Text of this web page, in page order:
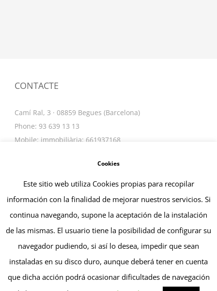
CONTACTE
Camí Ral, 3 · 08859 Begues (Barcelona)
Phone: 93 639 13 13
Mobile: immobiliària: 661937168
© Copyright 2019 -2026 | TARIN PUIG, SL | All Rights
Reserved |
LinkedIn
Cookies
Este sitio web utiliza Cookies propias para recopilar
información con la finalidad de mejorar nuestros servicios. Si
continua navegando, supone la aceptación de la instalación
de las mismas. El usuario tiene la posibilidad de configurar su
navegador pudiendo, si así lo desea, impedir que sean
instaladas en su disco duro, aunque deberá tener en cuenta
que dicha acción podrá ocasionar dificultades de navegación